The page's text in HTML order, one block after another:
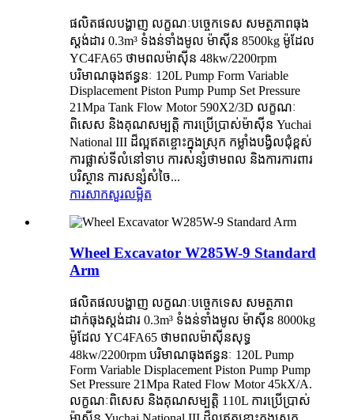
ផលិតផលបង្ហាញ លក្ខណៈបច្ចេកទេស សមត្ថភាពធុង
ស្តង់ដារ 0.3m³ ទំងន់ទាំងមូល ម៉ាស៊ីន 8500kg ម៉ូដែល
YC4FA65 ថាមពលម៉ាស៊ីន 48kw/2200rpm
បរិមាណធុងឥន្ធនៈ 120L Pump Form Variable
Displacement Piston Pump Pump Set Pressure
21Mpa Tank Flow Motor 590X2/3D លក្ខណៈ
ពិសេស និងគុណសម្បត្តិ ការប្រើប្រាស់ម៉ាស៊ីន Yuchai
National III ដ៏ល្អឥតខ្ចោះក្នុងស្រុក កម្លាំងបង្វិលជុំខ្ពស់
ការផ្លាស់ទីលំនៅទាប ការសន្សំថាមពល និងការការពារ
បរិស្ថាន ការសន្សំសំចៃ...
ការសាកសួរលម្អិត
Wheel Excavator W285W-9 Standard
Arm
ផលិតផលបង្ហាញ លក្ខណៈបច្ចេកទេស សមត្ថភាព
ដាក់ធុងស្តង់ដារ 0.3m³ ទំងន់ទាំងមូល ម៉ាស៊ីន 8000kg
ម៉ូដែល YC4FA65 ថាមពលម៉ាស៊ីនសុទ្ធ
48kw/2200rpm បរិមាណធុងឥន្ធនៈ 120L Pump
Form Variable Displacement Piston Pump Pump
Set Pressure 21Mpa Rated Flow Motor 45kX/A.
លក្ខណៈពិសេស និងគុណសម្បត្តិ 110L ការប្រើប្រាស់